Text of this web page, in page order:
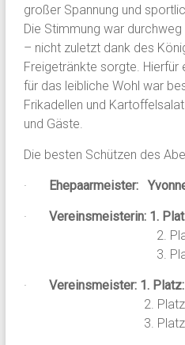
großer Spannung und
Die Stimmung war
– nicht zuletzt dank des
Freigetränkte sorgte. Hierfür
für das leibliche Wohl war
Frikadellen und
und Gäste.
Die besten Schützen des
· Ehepaarmeister:
· Vereinsmeisterin: 1.
2. Platz:
3. Platz:
· Vereinsmeister: 1. Platz:
2. Platz: Till
3. Platz: